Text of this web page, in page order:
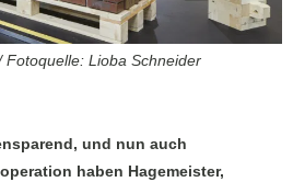
Fotoquelle: Lioba Schneider
und nun auch
haben Hagemeister,